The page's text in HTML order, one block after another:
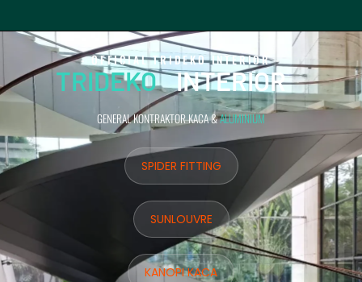
- OFFICIAL TRIDEKO INTERIOR -
TRIDEKO INTERIOR
GENERAL KONTRAKTOR KACA &ALUMINIUM
SPIDER FITTING
SUNLOUVRE
KANOPI KACA